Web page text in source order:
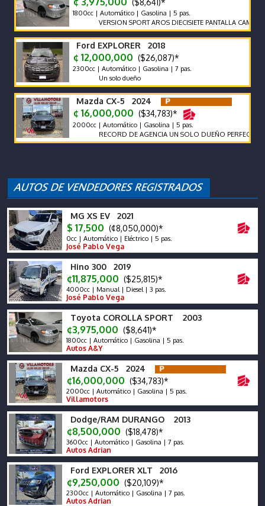
($8,641)*
1800cc | Automático | Gasolina | 5 pas.
VERSION SPORT AROS DIECISIETE PANTALLA CAMARA
Ford EXPLORER 2018
¢ 12,000,000 ($26,087)*
2300cc | Automático | Gasolina | 7 pas.
Un solo dueño
Mazda CX-5 2024
¢ 16,000,000 ($34,783)*
2000cc | Automático | Gasolina | 5 pas.
RECORD DE AGENCIA UN SOLO DUEÑO PERFECTO
MG XS EV 2021
$ 17,500 (¢8,050,000)*
0cc | Automático | Eléctrico | 5 pas.
José Pablo Vega
Hino 300 2019
¢11,875,000 ($25,815)*
4000cc | Manual | Diesel | 3 pas.
José Pablo Vega
Toyota COROLLA SPORT 2003
¢3,975,000 ($8,641)*
1800cc | Automático | Gasolina | 5 pas.
Autos A&Y
Mazda CX-5 2024
¢16,000,000 ($34,783)*
2000cc | Automático | Gasolina | 5 pas.
Villamotors
Dodge/RAM DURANGO 2013
¢8,500,000 ($18,478)*
3600cc | Automático | Gasolina | 7 pas.
Autos Adrian
Ford EXPLORER XLT 2016
¢9,250,000 ($20,109)*
2300cc | Automático | Gasolina | 7 pas.
Autos Adrian